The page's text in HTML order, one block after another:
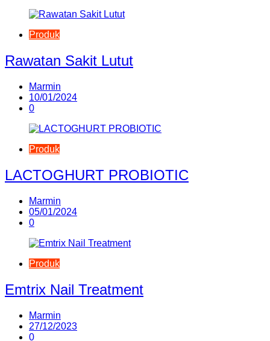
Produk
Rawatan Sakit Lutut
Marmin
10/01/2024
0
Produk
LACTOGHURT PROBIOTIC
Marmin
05/01/2024
0
Produk
Emtrix Nail Treatment
Marmin
27/12/2023
0